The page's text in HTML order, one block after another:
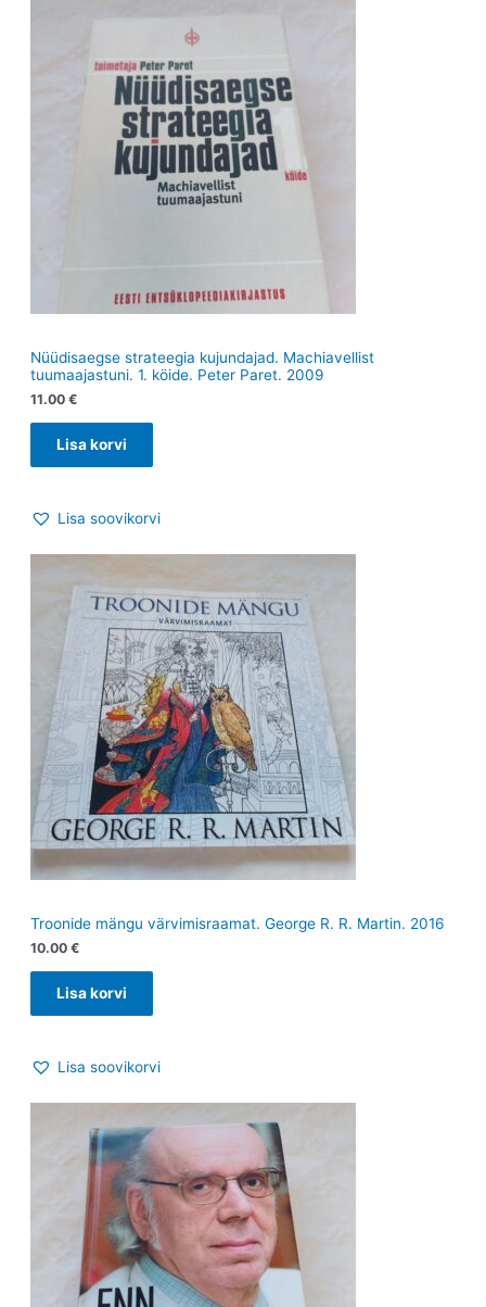
Nüüdisaegse strateegia kujundajad. Machiavellist
tuumaajastuni. 1. köide. Peter Paret. 2009
11.00 €
Lisa korvi
Lisa soovikorvi
Troonide mängu värvimisraamat. George R. R. Martin. 2016
10.00 €
Lisa korvi
Lisa soovikorvi